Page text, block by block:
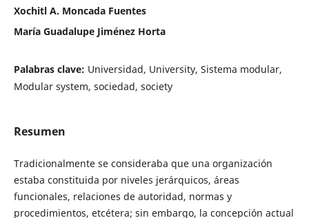
Xochitl A. Moncada Fuentes
María Guadalupe Jiménez Horta
Palabras clave: Universidad, University, Sistema modular,
Modular system, sociedad, society
Resumen
Tradicionalmente se consideraba que una organización
estaba constituida por niveles jerárquicos, áreas
funcionales, relaciones de autoridad, normas y
procedimientos, etcétera; sin embargo, la concepción actual